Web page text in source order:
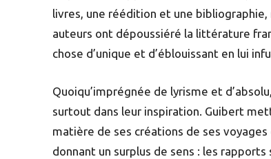
livres, une réédition et une
auteurs ont dépoussiéré la littérature
chose d’unique et d’éblouissant en lui
Quoiqu’imprégnée de lyrisme et
surtout dans leur inspiration. Guibert
matière de ses créations de ses
donnant un surplus de sens : les